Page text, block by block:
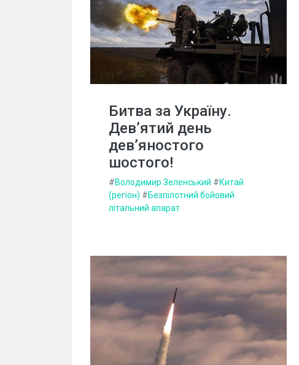
Битва за Україну.
Дев’ятий день
дев’яностого
шостого!
#Володимир Зеленський #Китай
(регіон) #Безпілотний бойовий
літальний апарат